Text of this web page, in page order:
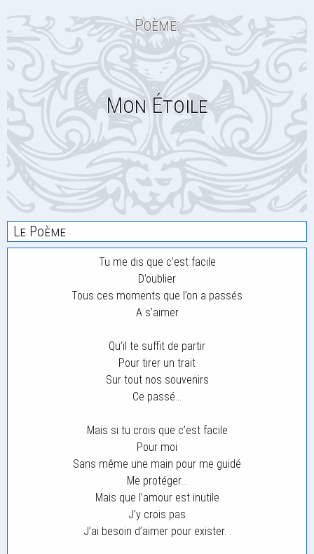
Poème:
Mon Étoile
Le Poème
Tu me dis que c’est facile
D’oublier
Tous ces moments que l’on a passés
A s’aimer
Qu’il te suffit de partir
Pour tirer un trait
Sur tout nos souvenirs
Ce passé…
Mais si tu crois que c’est facile
Pour moi
Sans même une main pour me guidé
Me protéger…
Mais que l’amour est inutile
J’y crois pas
J’ai besoin d’aimer pour exister. .